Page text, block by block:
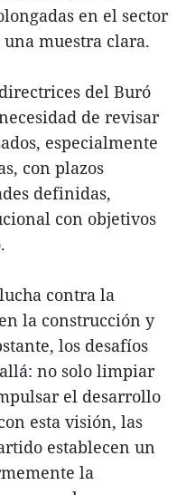
en el sector
muestra clara.
del Buró
de revisar
especialmente
con plazos
definidas,
con objetivos
contra la
la construcción y
los desafíos
no solo limpiar
el desarrollo
esta visión, las
establecen un
la